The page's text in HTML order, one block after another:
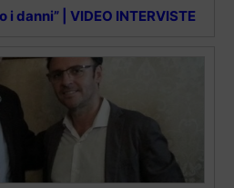
danni” | VIDEO INTERVISTE